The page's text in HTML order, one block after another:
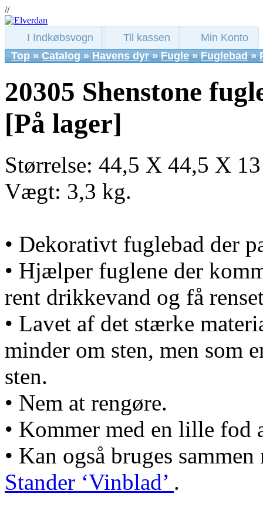
//
I Indkøbsvogn Til kassen
Min Konto
Top » Catalog » Havens dyr » Fugle » Fuglebad »
20305 Shenstone
[På lager]
Størrelse: 44,5 X 44,5 X
Vægt: 3,3 kg.
• Dekorativt fuglebad der
• Hjælper fuglene der
rent drikkevand og få
• Lavet af det stærke
minder om sten, men som
sten.
• Nem at rengøre.
• Kommer med en lille fod
• Kan også bruges
Stander ‘Vinblad’ .